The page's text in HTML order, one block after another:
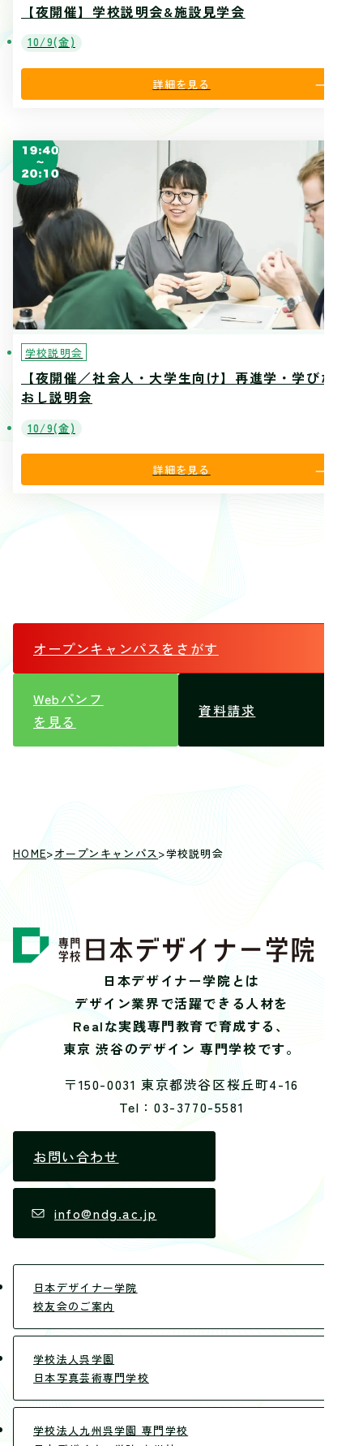
【夜開催】学校説明会&施設見学会
10/9(金)
詳細を見る
学校説明会
【夜開催／社会人・大学生向け】再進学・学びな
おし説明会
10/9(金)
詳細を見る
オープンキャンパスをさがす
Webパンフ
を見る
資料請求
HOME>オープンキャンパス>学校説明会
日本デザイナー学院とは
デザイン業界で活躍できる人材を
Realな実践専門教育で育成する、
東京 渋谷のデザイン 専門学校です。
〒150-0031 東京都渋谷区桜丘町4-16
Tel：03-3770-5581
お問い合わせ
info@ndg.ac.jp
日本デザイナー学院
校友会のご案内
学校法人呉学園
日本写真芸術専門学校
学校法人九州呉学園 専門学校